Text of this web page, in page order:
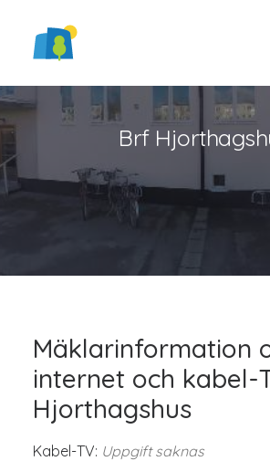
Brf
Mäklarinformation
internet och kabel-
Hjorthagshus
Kabel-TV: Uppgift saknas